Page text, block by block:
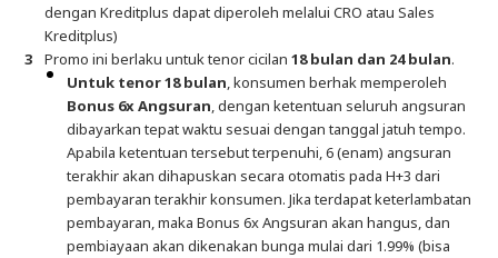
dengan Kreditplus dapat diperoleh melalui CRO atau Sales
Kreditplus)
Promo ini berlaku untuk tenor cicilan 18 bulan dan 24 bulan.
Untuk tenor 18 bulan, konsumen berhak memperoleh
Bonus 6x Angsuran, dengan ketentuan seluruh angsuran
dibayarkan tepat waktu sesuai dengan tanggal jatuh tempo.
Apabila ketentuan tersebut terpenuhi, 6 (enam) angsuran
terakhir akan dihapuskan secara otomatis pada H+3 dari
pembayaran terakhir konsumen. Jika terdapat keterlambatan
pembayaran, maka Bonus 6x Angsuran akan hangus, dan
pembiayaan akan dikenakan bunga mulai dari 1.99% (bisa